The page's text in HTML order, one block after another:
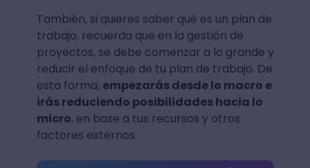
También, si quieres saber qué es un plan de
trabajo, recuerda que en la gestión de
proyectos, se debe comenzar a lo grande y
reducir el enfoque de tu plan de trabajo. De
esta forma, empezarás desde lo macro e
irás reduciendo posibilidades hacia lo
micro, en base a tus recursos y otros
factores externos.